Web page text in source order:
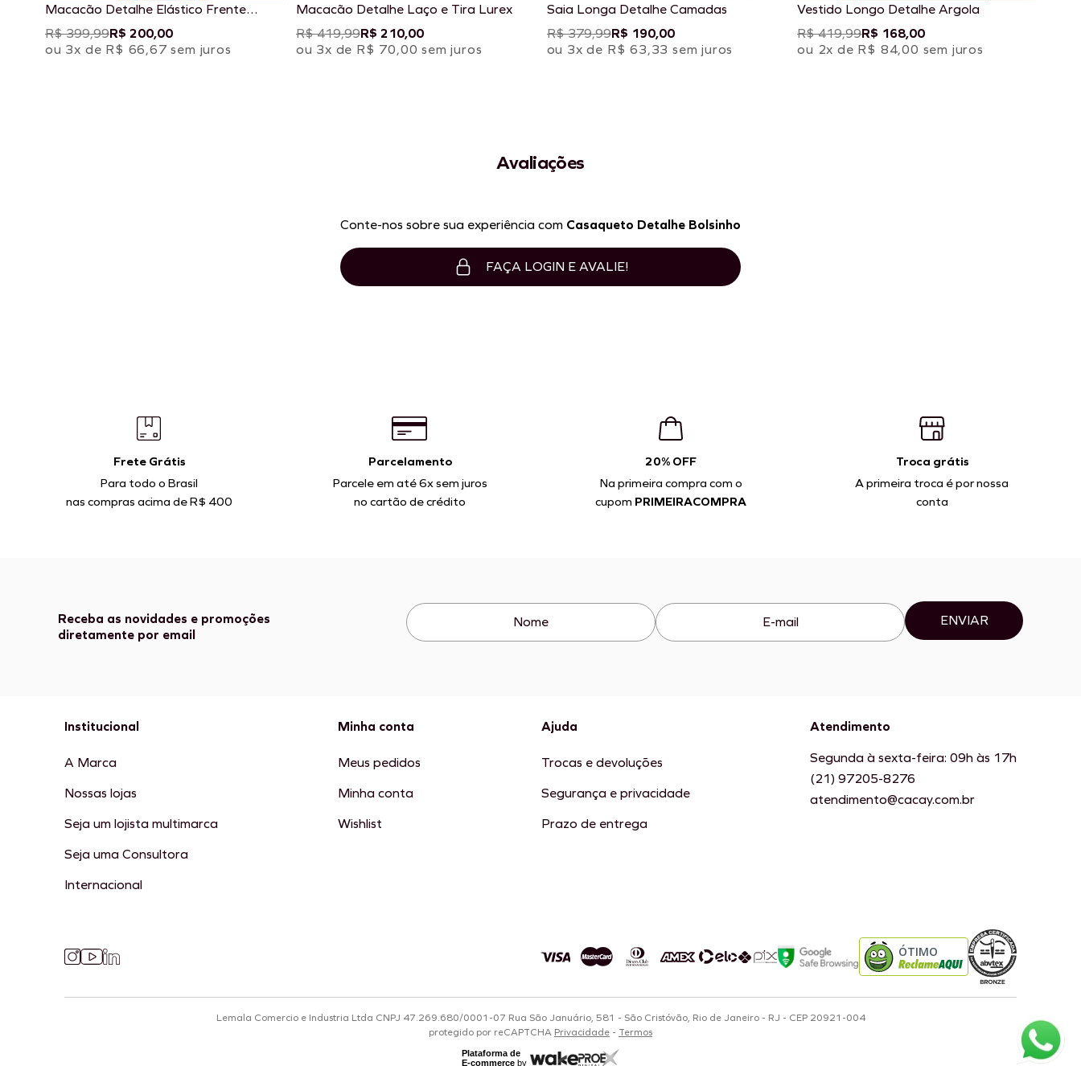
Macacão Detalhe Elástico Frente
Estampado Lambada
R$ 399,99R$ 200,00
ou 3x de R$ 66,67 sem juros
Macacão Detalhe Laço e Tira Lurex
R$ 419,99R$ 210,00
ou 3x de R$ 70,00 sem juros
Saia Longa Detalhe Camadas
R$ 379,99R$ 190,00
ou 3x de R$ 63,33 sem juros
Vestido Longo Detalhe Argola
R$ 419,99R$ 168,00
ou 2x de R$ 84,00 sem juros
Avaliações
Conte-nos sobre sua experiência com Casaqueto Detalhe Bolsinho
FAÇA LOGIN E AVALIE!
Frete Grátis
Para todo o Brasil
nas compras acima de R$ 400
Parcelamento
Parcele em até 6x sem juros
no cartão de crédito
20% OFF
Na primeira compra com o
cupom PRIMEIRACOMPRA
Troca grátis
A primeira troca é por nossa
conta
Receba as novidades e promoções
diretamente por email
ENVIAR
Institucional
A Marca
Nossas lojas
Seja um lojista multimarca
Seja uma Consultora
Internacional
Minha conta
Meus pedidos
Minha conta
Wishlist
Ajuda
Trocas e devoluções
Segurança e privacidade
Prazo de entrega
Atendimento
Segunda à sexta-feira: 09h às 17h
(21) 97205-8276
atendimento@cacay.com.br
ÓTIMO
Lemala Comercio e Industria Ltda CNPJ 47.269.680/0001-07 Rua São Januário, 581 - São Cristóvão, Rio de Janeiro - RJ - CEP 20921-004
protegido por reCAPTCHA Privacidade - Termos
Plataforma de
E-commerceby